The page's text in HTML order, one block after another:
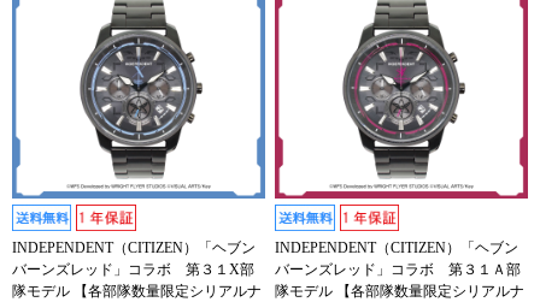
INDEPENDENT（CITIZEN）「ヘブン
バーンズレッド」コラボ 第３１X部
隊モデル 【各部隊数量限定シリアルナ
INDEPENDENT（CITIZEN）「ヘブン
バーンズレッド」コラボ 第３１Ａ部
隊モデル 【各部隊数量限定シリアルナ